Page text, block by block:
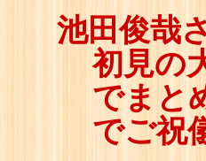
池田俊哉
初見の
でまと
でご祝